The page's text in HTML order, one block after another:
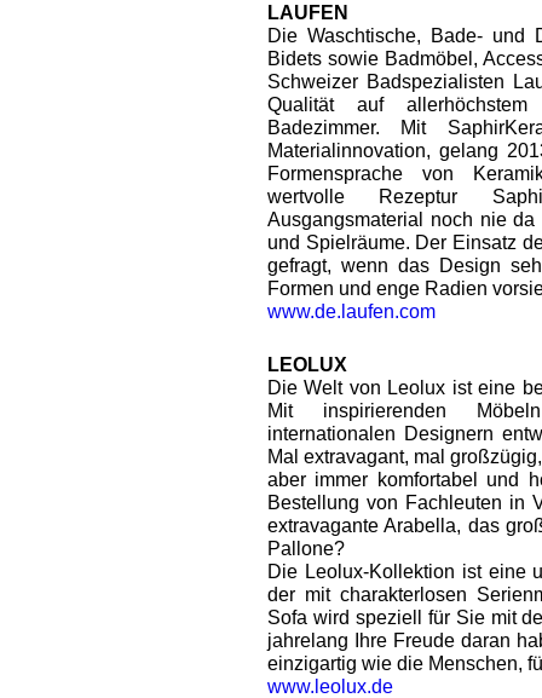
LAUFEN
Die Waschtische, Bade- und
Bidets sowie Badmöbel,
Schweizer Badspezialisten
Qualität auf
Badezimmer. Mit
Materialinnovation, gelang
Formensprache von
wertvolle Rezeptur
Ausgangsmaterial noch nie
und Spielräume. Der Einsatz
gefragt, wenn das Design
Formen und enge Radien
www.de.laufen.com
LEOLUX
Die Welt von Leolux ist eine
Mit inspirierenden
internationalen Designern
Mal extravagant, mal
aber immer komfortabel und
Bestellung von Fachleuten in
extravagante Arabella, das
Pallone?
Die Leolux-Kollektion ist eine
der mit charakterlosen
Sofa wird speziell für Sie mit
jahrelang Ihre Freude daran
einzigartig wie die Menschen,
www.leolux.de